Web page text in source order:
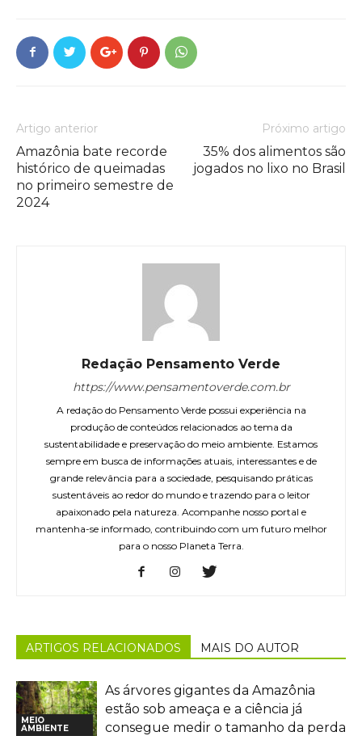
Artigo anterior
Amazônia bate recorde
histórico de queimadas
no primeiro semestre de
2024
Próximo artigo
35% dos alimentos são
jogados no lixo no Brasil
Redação Pensamento Verde
https://www.pensamentoverde.com.br
A redação do Pensamento Verde possui experiência na
produção de conteúdos relacionados ao tema da
sustentabilidade e preservação do meio ambiente. Estamos
sempre em busca de informações atuais, interessantes e de
grande relevância para a sociedade, pesquisando práticas
sustentáveis ao redor do mundo e trazendo para o leitor
apaixonado pela natureza. Acompanhe nosso portal e
mantenha-se informado, contribuindo com um futuro melhor
para o nosso Planeta Terra.
ARTIGOS RELACIONADOS MAIS DO AUTOR
MEIO
AMBIENTE
As árvores gigantes da Amazônia
estão sob ameaça e a ciência já
consegue medir o tamanho da perda